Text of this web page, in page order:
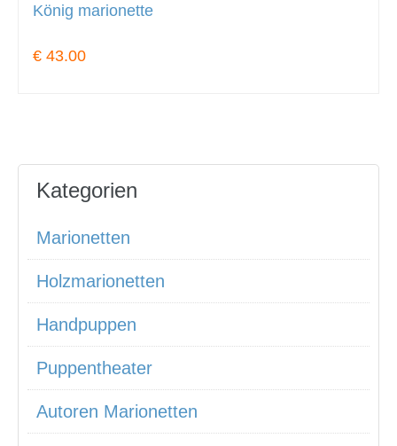
König marionette
€ 43.00
Kategorien
Marionetten
Holzmarionetten
Handpuppen
Puppentheater
Autoren Marionetten